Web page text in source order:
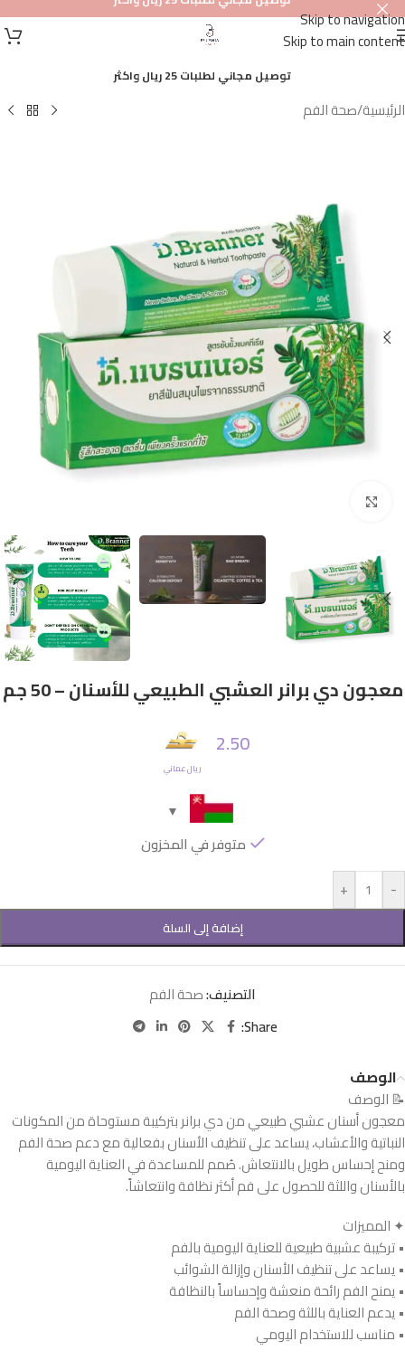
Skip to navigation
Skip to main content
توصيل مجاني لطلبات 25 ريال واكثر
الرئيسية/صحة الفم
معجون دي برانر العشبي الطبيعي للأسنان – 50 جم
2.50
ريال عماني
متوفر في المخزون
-
+
إضافة إلى السلة
التصنيف:صحة الفم
Share:
الوصف
📝 الوصف
معجون أسنان عشبي طبيعي من دي برانر بتركيبة مستوحاة من المكونات
النباتية والأعشاب، يساعد على تنظيف الأسنان بفعالية مع دعم صحة الفم
ومنح إحساس طويل بالانتعاش. صُمم للمساعدة في العناية اليومية
بالأسنان واللثة للحصول على فم أكثر نظافة وانتعاشاً.
✦ المميزات
• تركيبة عشبية طبيعية للعناية اليومية بالفم
• يساعد على تنظيف الأسنان وإزالة الشوائب
• يمنح الفم رائحة منعشة وإحساساً بالنظافة
• يدعم العناية باللثة وصحة الفم
• مناسب للاستخدام اليومي